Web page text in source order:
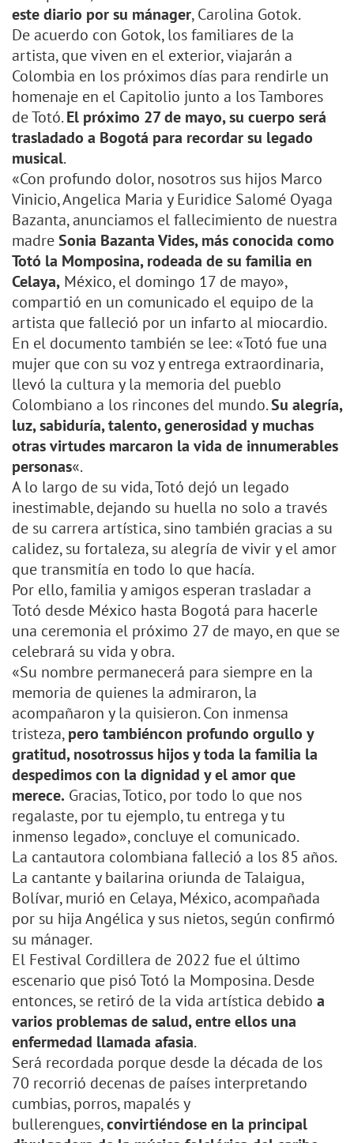
este diario por su mánager, Carolina Gotok.
De acuerdo con Gotok, los familiares de la
artista, que viven en el exterior, viajarán a
Colombia en los próximos días para rendirle un
homenaje en el Capitolio junto a los Tambores
de Totó.El próximo 27 de mayo, su cuerpo será
trasladado a Bogotá para recordar su legado
musical.
«Con profundo dolor, nosotros sus hijos Marco
Vinicio, Angelica Maria y Euridice Salomé Oyaga
Bazanta, anunciamos el fallecimiento de nuestra
madreSonia Bazanta Vides, más conocida como
Totó la Momposina, rodeada de su familia en
Celaya, México, el domingo 17 de mayo»,
compartió en un comunicado el equipo de la
artista que falleció por un infarto al miocardio.
En el documento también se lee: «Totó fue una
mujer que con su voz y entrega extraordinaria,
llevó la cultura y la memoria del pueblo
Colombiano a los rincones del mundo.Su alegría,
luz, sabiduría, talento, generosidad y muchas
otras virtudes marcaron la vida de innumerables
personas«.
A lo largo de su vida, Totó dejó un legado
inestimable, dejando su huella no solo a través
de su carrera artística, sino también gracias a su
calidez, su fortaleza, su alegría de vivir y el amor
que transmitía en todo lo que hacía.
Por ello, familia y amigos esperan trasladar a
Totó desde México hasta Bogotá para hacerle
una ceremonia el próximo 27 de mayo, en que se
celebrará su vida y obra.
«Su nombre permanecerá para siempre en la
memoria de quienes la admiraron, la
acompañaron y la quisieron. Con inmensa
tristeza,pero tambiéncon profundo orgullo y
gratitud, nosotrossus hijos y toda la familia la
despedimos con la dignidad y el amor que
merece. Gracias, Totico, por todo lo que nos
regalaste, por tu ejemplo, tu entrega y tu
inmenso legado», concluye el comunicado.
La cantautora colombiana falleció a los 85 años.
La cantante y bailarina oriunda de Talaigua,
Bolívar, murió en Celaya, México, acompañada
por su hija Angélica y sus nietos, según confirmó
su mánager.
El Festival Cordillera de 2022 fue el último
escenario que pisó Totó la Momposina. Desde
entonces, se retiró de la vida artística debido a
varios problemas de salud, entre ellos una
enfermedad llamada afasia.
Será recordada porque desde la década de los
70 recorrió decenas de países interpretando
cumbias, porros, mapalés y
bullerengues,convirtiéndose en la principal